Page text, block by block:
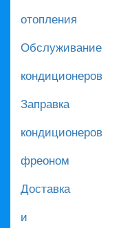
отопления
Обслуживание
кондиционеров
Заправка
кондиционеров
фреоном
Доставка
и